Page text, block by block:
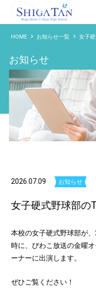
滋賀短期大学附属高等学校
HOME
お知らせ一覧 女子
お知らせ
2026.07.09 お知らせ
女子硬式野球部の
本校の女子硬式野球部が
時に、びわこ放送の金曜
ーナーに出演します。
ぜひご覧ください！